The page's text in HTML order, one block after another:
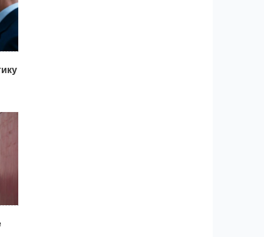
и